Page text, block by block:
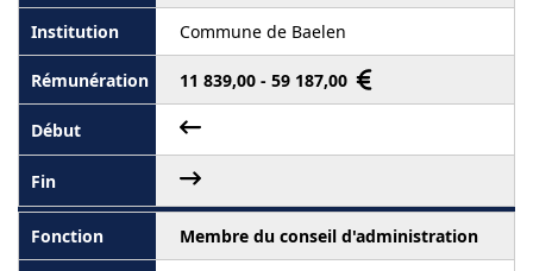
Commune de Baelen
11 839,00 - 59 187,00
Membre du conseil d'administration